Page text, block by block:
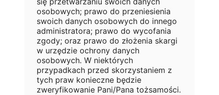
osobowych; prawo do przeniesienia
swoich danych osobowych do innego
administratora; prawo do wycofania
zgody; oraz prawo do złożenia skargi
w urzędzie ochrony danych
osobowych. W niektórych
przypadkach przed skorzystaniem z
tych praw konieczne będzie
zweryfikowanie Pani/Pana tożsamości.